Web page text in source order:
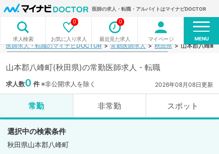
医師の求人・転職・アルバイトはマイナビDOCTOR
求人検索 お気に入り求人
0
最近見た求人
0
マイページ MENU
医師求人・転職のマイナビDOCTOR 常勤医師求人 秋田県 山本郡八峰町
山本郡八峰町(秋田県)の常勤医師求人・転職
求人数0 件※非公開求人を除く 2026年08月08日更新
常勤 非常勤 スポット
選択中の検索条件
秋田県山本郡八峰町